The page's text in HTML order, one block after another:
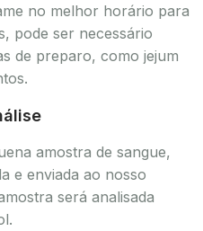
no melhor horário para
pode ser necessário
de preparo, como jejum
amostra de sangue,
e enviada ao nosso
será analisada